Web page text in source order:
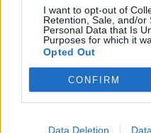
I want to opt-out of
Retention, Sale, and/or
Personal Data that Is
Purposes for which it
Opted Out
CONFIRM
Data Deletion
4